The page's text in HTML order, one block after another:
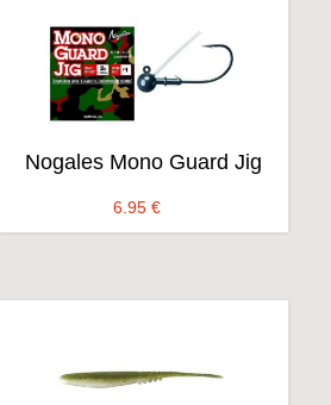
Nogales Mono Guard Jig
6.95 €